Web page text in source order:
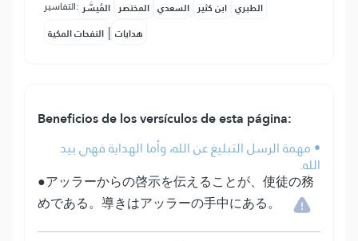
التفاسير: المُيسَّر المختصر السعدي ابن كثير الطبري
النفحات المكية | هدايات
Beneficios de los versículos de esta página:
• مهمة الرسل التبليغ عن الله، وأما الهداية فهي بيد
الله.
●アッラーからの啓示を伝えることが、使徒の務
めである。導きはアッラーの手中にある。